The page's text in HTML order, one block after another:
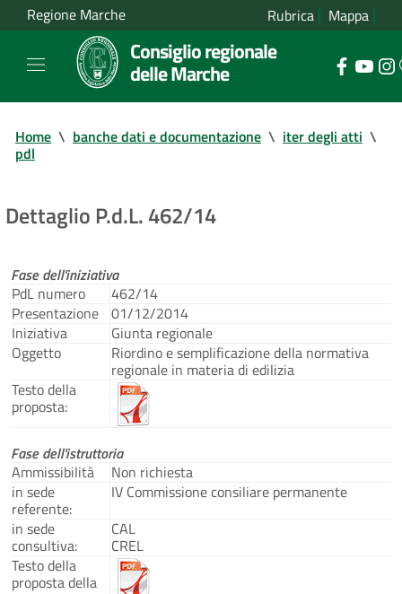
Regione Marche Rubrica Mappa
Consiglio regionale
delle Marche
Home \ banche dati e documentazione \ iter degli atti \
pdl
Dettaglio P.d.L. 462/14
Fase dell'iniziativa
PdL numero
462/14
Presentazione 01/12/2014
Iniziativa
Giunta regionale
Oggetto
Riordino e semplificazione della normativa
regionale in materia di edilizia
Testo della
proposta:
Fase dell'istruttoria
Ammissibilità
Non richiesta
in sede
referente:
IV Commissione consiliare permanente
in sede
consultiva:
CAL
CREL
Testo della
proposta della